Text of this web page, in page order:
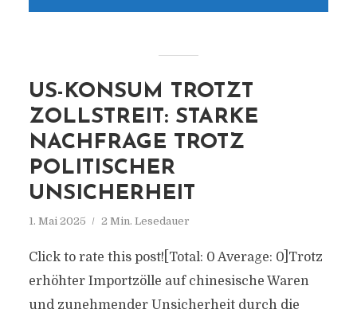
US-KONSUM TROTZT
ZOLLSTREIT: STARKE
NACHFRAGE TROTZ
POLITISCHER
UNSICHERHEIT
1. Mai 2025 2 Min. Lesedauer
Click to rate this post![Total: 0 Average: 0]Trotz
erhöhter Importzölle auf chinesische Waren
und zunehmender Unsicherheit durch die